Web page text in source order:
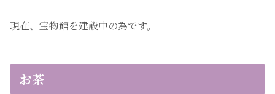
現在、宝物館を建設中の為です。
お茶